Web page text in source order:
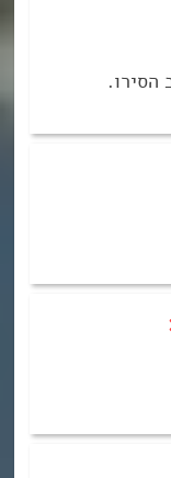
הסירו.